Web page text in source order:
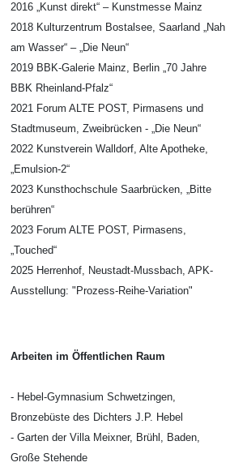
2016 „Kunst direkt“ – Kunstmesse Mainz
2018 Kulturzentrum Bostalsee, Saarland „Nah
am Wasser“ – „Die Neun“
2019 BBK-Galerie Mainz, Berlin „70 Jahre
BBK Rheinland-Pfalz“
2021 Forum ALTE POST, Pirmasens und
Stadtmuseum, Zweibrücken - „Die Neun“
2022 Kunstverein Walldorf, Alte Apotheke,
„Emulsion-2“
2023 Kunsthochschule Saarbrücken, „Bitte
berühren“
2023 Forum ALTE POST, Pirmasens,
„Touched“
2025 Herrenhof, Neustadt-Mussbach, APK-
Ausstellung: "Prozess-Reihe-Variation"
Arbeiten im Öffentlichen Raum
- Hebel-Gymnasium Schwetzingen,
Bronzebüste des Dichters J.P. Hebel
- Garten der Villa Meixner, Brühl, Baden,
Große Stehende